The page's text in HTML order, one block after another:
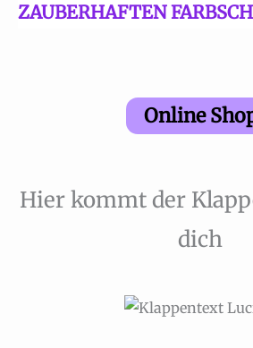
ZAUBERHAFTEN
Online
Hier kommt der
dich